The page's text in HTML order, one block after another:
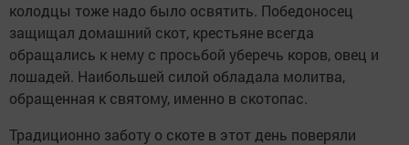
колодцы тоже надо было освятить. Победоносец
защищал домашний скот, крестьяне всегда
обращались к нему с просьбой уберечь коров, овец и
лошадей. Наибольшей силой обладала молитва,
обращенная к святому, именно в скотопас.
Традиционно заботу о скоте в этот день поверяли